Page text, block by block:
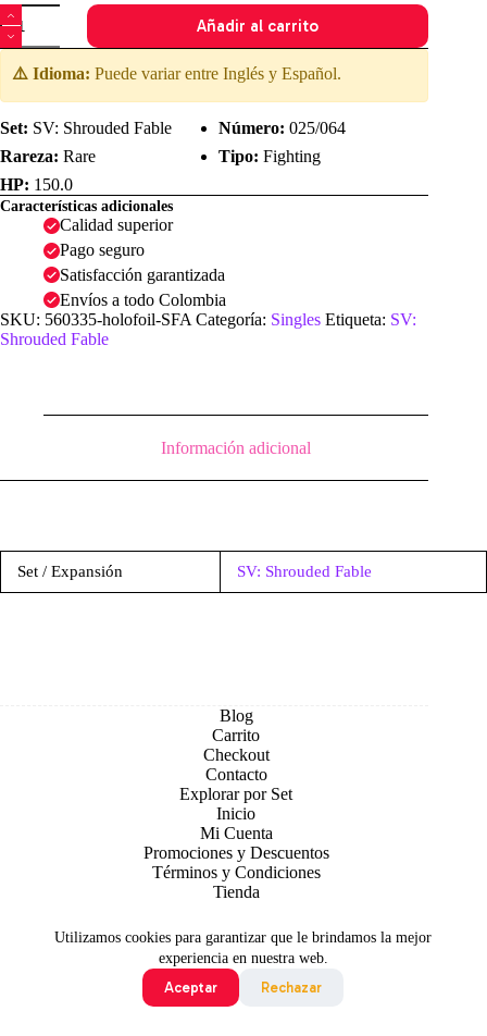
Utilizamos cookies para garantizar que le brindamos la mejor
experiencia en nuestra web.
Aceptar
Rechazar
Bloodmoon
Ursaluna
|
025/064
Holofoil
|
Shrouded
Fable
cantidad
Añadir al carrito
⚠️ Idioma: Puede variar entre Inglés y Español.
Set: SV: Shrouded Fable Número: 025/064
Rareza: Rare Tipo: Fighting
HP: 150.0
Características adicionales
Calidad superior
Pago seguro
Satisfacción garantizada
Envíos a todo Colombia
SKU: 560335-holofoil-SFA Categoría: Singles Etiqueta: SV:
Shrouded Fable
Información adicional
Set / Expansión SV: Shrouded Fable
Blog
Carrito
Checkout
Contacto
Explorar por Set
Inicio
Mi Cuenta
Promociones y Descuentos
Términos y Condiciones
Tienda
Todo contenido original es sujeto de Copyright © 2026 TCG